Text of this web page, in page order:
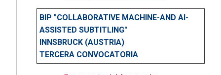
BIP "COLLABORATIVE MACHINE-AND AI-
ASSISTED SUBTITLING"
INNSBRUCK (AUSTRIA)
TERCERA CONVOCATORIA